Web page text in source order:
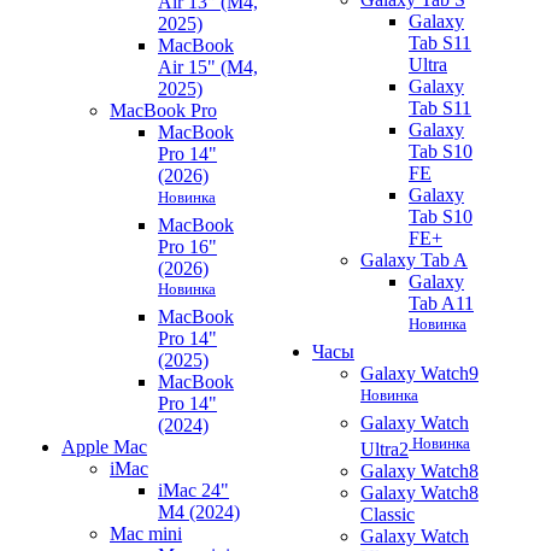
2025)
MacBook
Air 15" (M4,
2025)
MacBook Pro
MacBook
Pro 14"
(2026)
Новинка
MacBook
Pro 16"
(2026)
Новинка
MacBook
Pro 14"
(2025)
MacBook
Pro 14"
(2024)
Apple Mac
iMac
iMac 24"
M4 (2024)
Mac mini
Galaxy
Tab S11
Ultra
Galaxy
Tab S11
Galaxy
Tab S10
FE
Galaxy
Tab S10
FE+
Galaxy Tab A
Galaxy
Tab A11
Новинка
Часы
Galaxy Watch9
Новинка
Galaxy Watch
Ultra2 Новинка
Galaxy Watch8
Galaxy Watch8
Classic
Galaxy Watch